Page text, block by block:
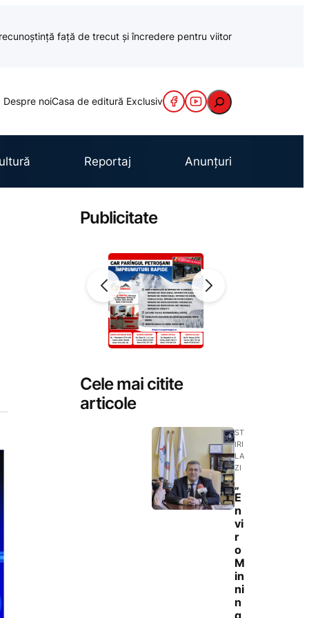
față de trecut și încredere pentru viitor
Despre noiCasa de editură Exclusiv Caută
Reportaj Anunțuri
Publicitate
Cele mai citite
articole
ST
IRI
LA
ZI
„
E
n
vi
r
o
M
in
ni
n
g